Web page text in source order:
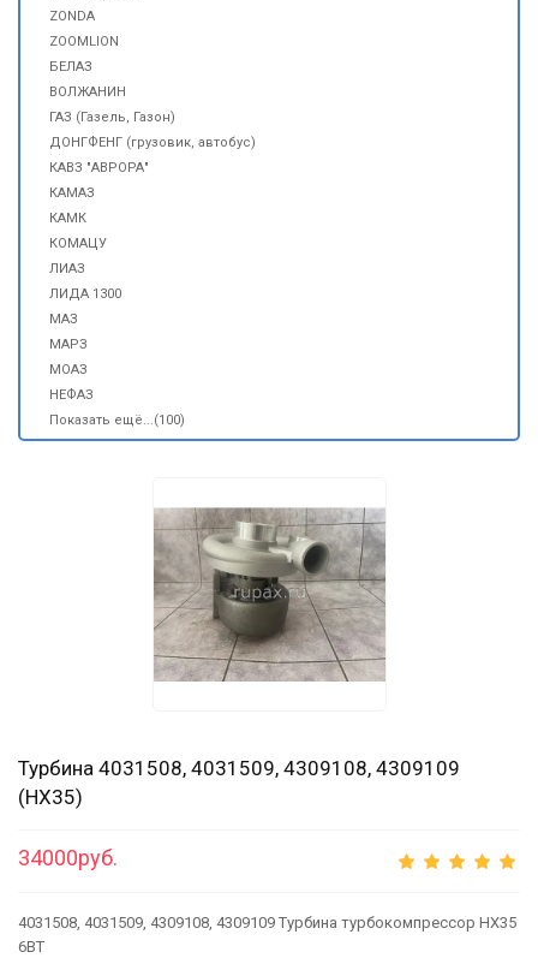
ZONDA
ZOOMLION
БЕЛАЗ
ВОЛЖАНИН
ГАЗ (Газель, Газон)
ДОНГФЕНГ (грузовик, автобус)
КАВЗ "АВРОРА"
КАМАЗ
КАМК
КОМАЦУ
ЛИАЗ
ЛИДА 1300
МАЗ
МАРЗ
МОАЗ
НЕФАЗ
Показать ещё...(100)
Турбина 4031508, 4031509, 4309108, 4309109
(HX35)
34000руб.
4031508, 4031509, 4309108, 4309109 Турбина турбокомпрессор HX35
6BT